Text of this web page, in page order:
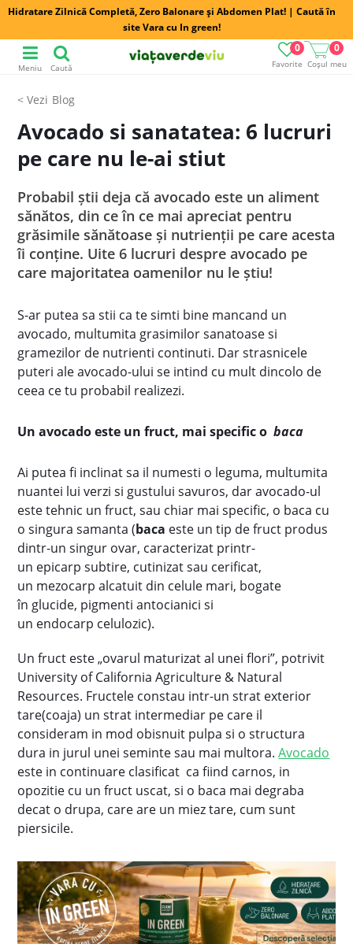
Hidratare Zilnică Completă, Zero Balonare și Abdomen Plat! | Caută în
site Vara cu In green!
Favorite
0
Coșul meu
0
Meniu Caută
Blog
Avocado si sanatatea: 6 lucruri
pe care nu le-ai stiut
Probabil știi deja că avocado este un aliment
sănătos, din ce în ce mai apreciat pentru
grăsimile sănătoase și nutrienții pe care acesta
îi conține. Uite 6 lucruri despre avocado pe
care majoritatea oamenilor nu le știu!
S-ar putea sa stii ca te simti bine mancand un
avocado, multumita grasimilor sanatoase si
gramezilor de nutrienti continuti. Dar strasnicele
puteri ale avocado-ului se intind cu mult dincolo de
ceea ce tu probabil realizezi.
Un avocado este un fruct, mai specific o baca
Ai putea fi inclinat sa il numesti o leguma, multumita
nuantei lui verzi si gustului savuros, dar avocado-ul
este tehnic un fruct, sau chiar mai specific, o baca cu
o singura samanta (baca este un tip de fruct produs
dintr-un singur ovar, caracterizat printr-
un epicarp subtire, cutinizat sau cerificat,
un mezocarp alcatuit din celule mari, bogate
în glucide, pigmenti antocianici si
un endocarp celulozic).
Un fruct este „ovarul maturizat al unei flori”, potrivit
University of California Agriculture & Natural
Resources. Fructele constau intr-un strat exterior
tare(coaja) un strat intermediar pe care il
consideram in mod obisnuit pulpa si o structura
dura in jurul unei seminte sau mai multora.Avocado
este in continuare clasificat ca fiind carnos, in
opozitie cu un fruct uscat, si o baca mai degraba
decat o drupa, care are un miez tare, cum sunt
piersicile.